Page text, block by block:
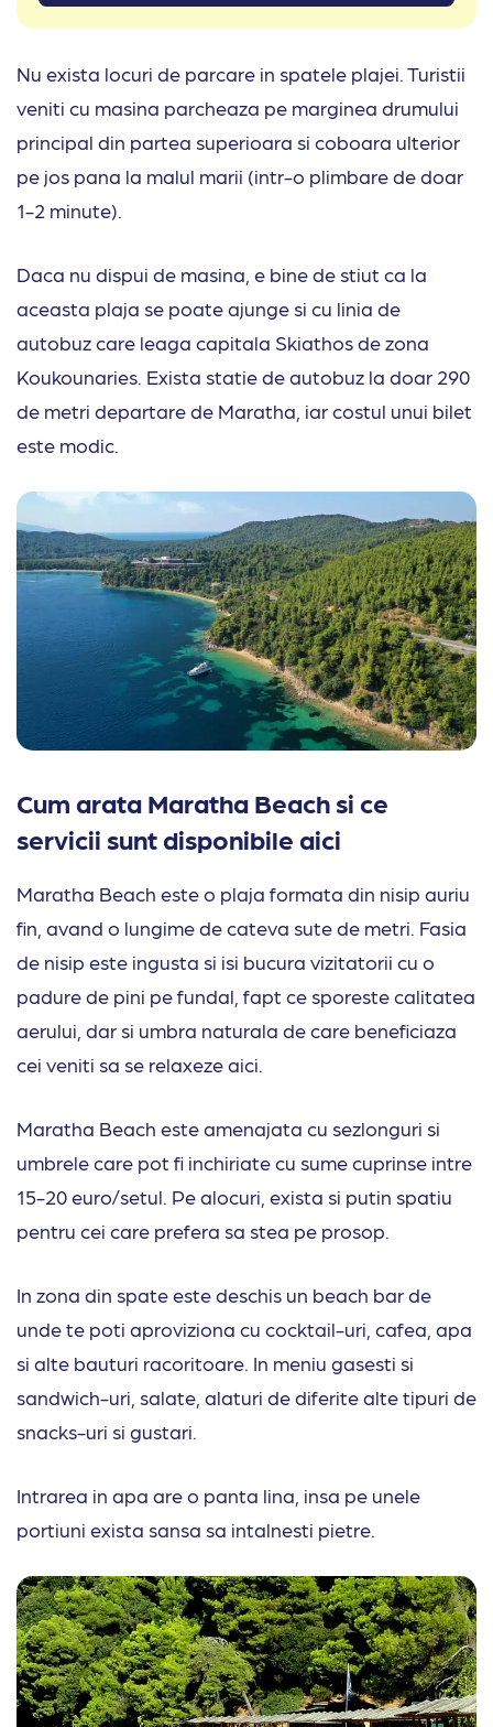
Nu exista locuri de parcare in spatele plajei. Turistii
veniti cu masina parcheaza pe marginea drumului
principal din partea superioara si coboara ulterior
pe jos pana la malul marii (intr-o plimbare de doar
1-2 minute).
Daca nu dispui de masina, e bine de stiut ca la
aceasta plaja se poate ajunge si cu linia de
autobuz care leaga capitala Skiathos de zona
Koukounaries. Exista statie de autobuz la doar 290
de metri departare de Maratha, iar costul unui bilet
este modic.
Cum arata Maratha Beach si ce
servicii sunt disponibile aici
Maratha Beach este o plaja formata din nisip auriu
fin, avand o lungime de cateva sute de metri. Fasia
de nisip este ingusta si isi bucura vizitatorii cu o
padure de pini pe fundal, fapt ce sporeste calitatea
aerului, dar si umbra naturala de care beneficiaza
cei veniti sa se relaxeze aici.
Maratha Beach este amenajata cu sezlonguri si
umbrele care pot fi inchiriate cu sume cuprinse intre
15-20 euro/setul. Pe alocuri, exista si putin spatiu
pentru cei care prefera sa stea pe prosop.
In zona din spate este deschis un beach bar de
unde te poti aproviziona cu cocktail-uri, cafea, apa
si alte bauturi racoritoare. In meniu gasesti si
sandwich-uri, salate, alaturi de diferite alte tipuri de
snacks-uri si gustari.
Intrarea in apa are o panta lina, insa pe unele
portiuni exista sansa sa intalnesti pietre.